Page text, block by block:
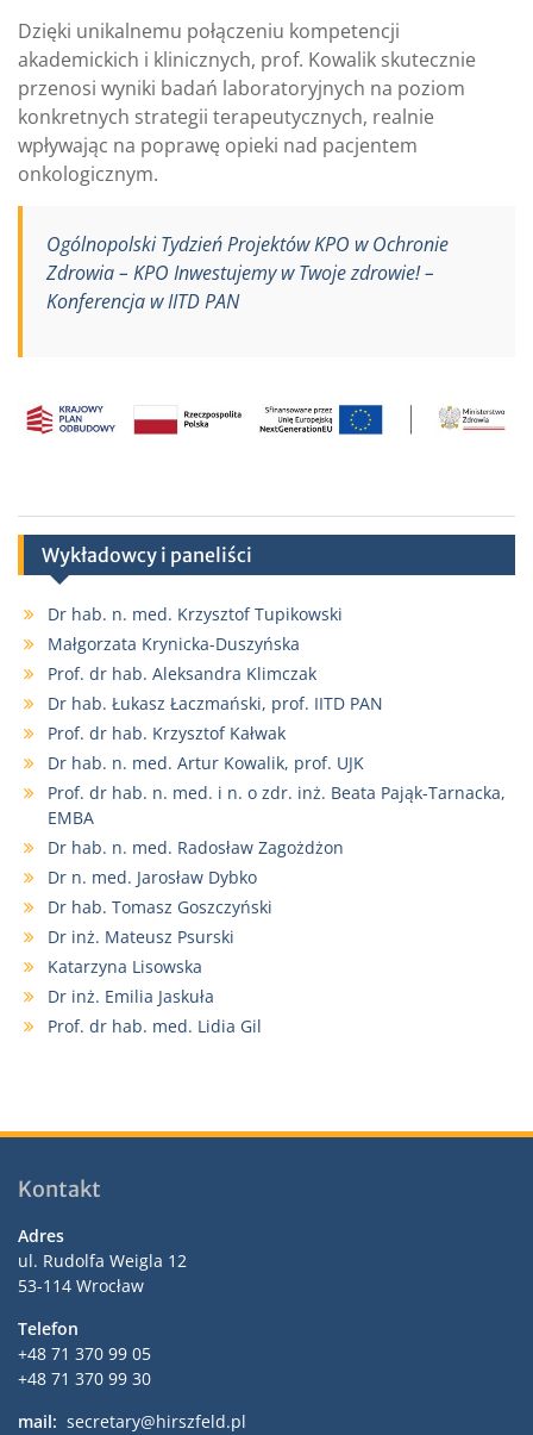
Dzięki unikalnemu połączeniu kompetencji
akademickich i klinicznych, prof. Kowalik skutecznie
przenosi wyniki badań laboratoryjnych na poziom
konkretnych strategii terapeutycznych, realnie
wpływając na poprawę opieki nad pacjentem
onkologicznym.
Ogólnopolski Tydzień Projektów KPO w Ochronie
Zdrowia – KPO Inwestujemy w Twoje zdrowie! –
Konferencja w IITD PAN
Wykładowcy i paneliści
Dr hab. n. med. Krzysztof Tupikowski
Małgorzata Krynicka-Duszyńska
Prof. dr hab. Aleksandra Klimczak
Dr hab. Łukasz Łaczmański, prof. IITD PAN
Prof. dr hab. Krzysztof Kałwak
Dr hab. n. med. Artur Kowalik, prof. UJK
Prof. dr hab. n. med. i n. o zdr. inż. Beata Pająk-Tarnacka,
EMBA
Dr hab. n. med. Radosław Zagożdżon
Dr n. med. Jarosław Dybko
Dr hab. Tomasz Goszczyński
Dr inż. Mateusz Psurski
Katarzyna Lisowska
Dr inż. Emilia Jaskuła
Prof. dr hab. med. Lidia Gil
Kontakt
Adres
ul. Rudolfa Weigla 12
53-114 Wrocław
Telefon
+48 71 370 99 05
+48 71 370 99 30
mail: secretary@hirszfeld.pl